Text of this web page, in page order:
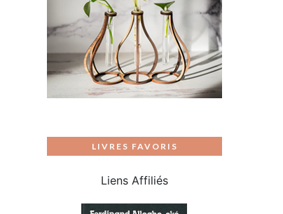
LIVRES FAVORIS
Liens Affiliés